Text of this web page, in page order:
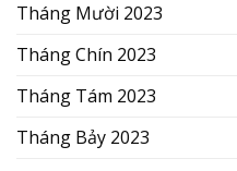
Tháng Mười 2023
Tháng Chín 2023
Tháng Tám 2023
Tháng Bảy 2023